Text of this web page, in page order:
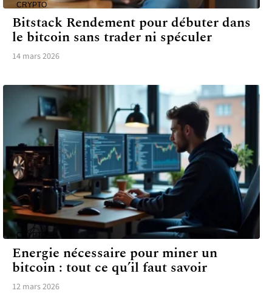
CRYPTO
Bitstack Rendement pour débuter dans
le bitcoin sans trader ni spéculer
14 mars 2026
CRYPTO
Energie nécessaire pour miner un
bitcoin : tout ce qu’il faut savoir
12 mars 2026